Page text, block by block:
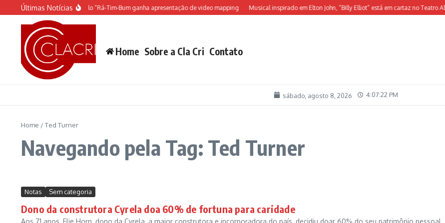
Ir para o conteúdo
Últimas Notícias
O espetáculo do Castelo “Rá-Tim-Bum ganha apresentação de video mapping Musical inspirado em Elton John, “Billy Elliot” está em cartaz no Teatro Alfa
Home Sobre a Cla Cri Contato
sábado, agosto 8, 2026 4:07:22 PM
Home /Ted Turner
Navegando pela Tag: Ted Turner
Notas Sem categoria
Dono da construtora Cyrela doa 60% de fortuna para caridade
Aos 71 anos, Elie Horn, dono da Cyrela, a maior construtora e incorporadora do país, decidiu doar 60% do seu patrimônio pessoal,